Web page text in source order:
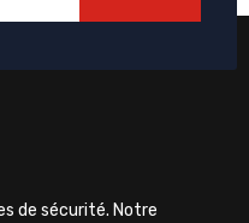
de sécurité. Notre